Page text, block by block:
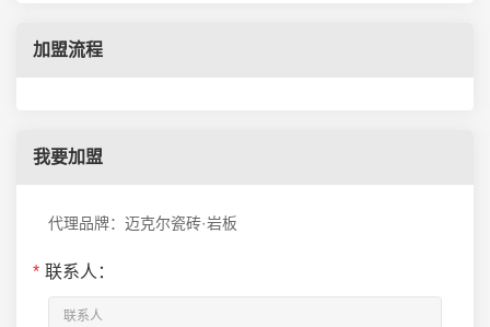
加盟流程
我要加盟
代理品牌：迈克尔瓷砖·岩板
* 联系人：